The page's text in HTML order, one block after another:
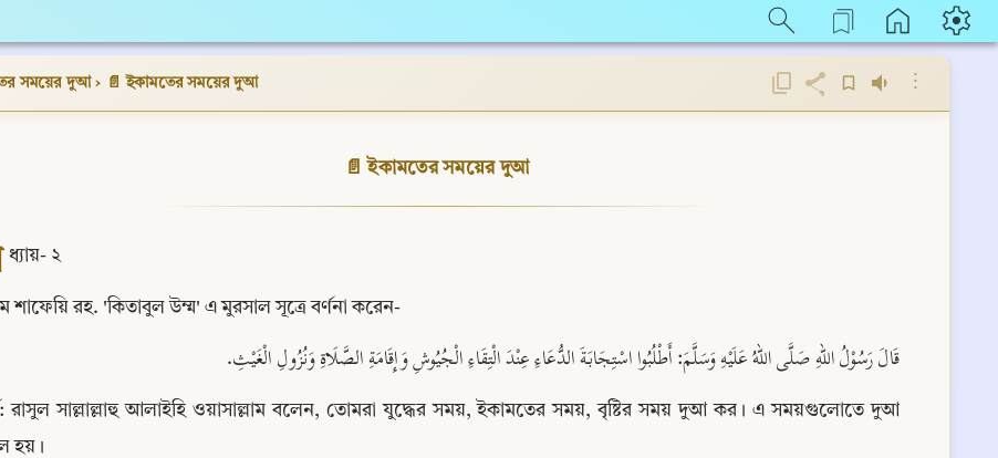
সময়ের দুআ › 📄 ইকামতের সময়ের দুআ ⋮
📄 ইকামতের সময়ের দুআ
ধ্যায়- ২
শাফেয়ি রহ. 'কিতাবুল উম্ম' এ মুরসাল সূত্রে বর্ণনা করেন-
قَالَ رَسُوْلُ اللهِ صَلَّى اللهُ عَلَيْهِ وَسَلَّمَ: أَطْلُبُوا اسْتِجَابَةَ الدُّعَاءِ عِنْدَ الْتِقَاءِ الْجُيُوشِ وَإِقَامَةِ الصَّلَاةِ وَنُزُولِ الْغَيْثِ.
রাসুল সাল্লাল্লাহু আলাইহি ওয়াসাল্লাম বলেন, তোমরা যুদ্ধের সময়, ইকামতের সময়, বৃষ্টির সময় দুআ কর। এ সময়গুলোতে দুআ
হয়।